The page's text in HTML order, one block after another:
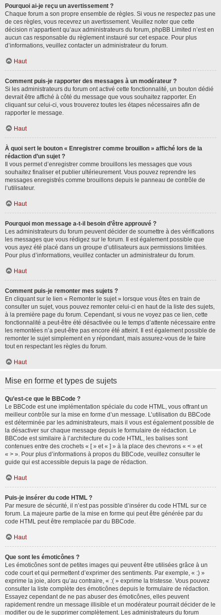
Pourquoi ai-je reçu un avertissement ?
Chaque forum a son propre ensemble de règles. Si vous ne respectez pas une
de ces règles, vous recevrez un avertissement. Veuillez noter que cette
décision n’appartient qu’aux administrateurs du forum, phpBB Limited n’est en
aucun cas responsable du règlement instauré sur cet espace. Pour plus
d’informations, veuillez contacter un administrateur du forum.
Haut
Comment puis-je rapporter des messages à un modérateur ?
Si les administrateurs du forum ont activé cette fonctionnalité, un bouton dédié
devrait être affiché à côté du message que vous souhaitez rapporter. En
cliquant sur celui-ci, vous trouverez toutes les étapes nécessaires afin de
rapporter le message.
Haut
À quoi sert le bouton « Enregistrer comme brouillon » affiché lors de la
rédaction d’un sujet ?
Il vous permet d’enregistrer comme brouillons les messages que vous
souhaitez finaliser et publier ultérieurement. Vous pouvez reprendre les
messages enregistrés comme brouillons depuis le panneau de contrôle de
l’utilisateur.
Haut
Pourquoi mon message a-t-il besoin d’être approuvé ?
Les administrateurs du forum peuvent décider de soumettre à des vérifications
les messages que vous rédigez sur le forum. Il est également possible que
vous ayez été placé dans un groupe d’utilisateurs aux permissions limitées.
Pour plus d’informations, veuillez contacter un administrateur du forum.
Haut
Comment puis-je remonter mes sujets ?
En cliquant sur le lien « Remonter le sujet » lorsque vous êtes en train de
consulter un sujet, vous pouvez remonter celui-ci en haut de la liste des sujets,
à la première page du forum. Cependant, si vous ne voyez pas ce lien, cette
fonctionnalité a peut-être été désactivée ou le temps d’attente nécessaire entre
les remontées n’a peut-être pas encore été atteint. Il est également possible de
remonter le sujet simplement en y répondant, mais assurez-vous de le faire
tout en respectant les règles du forum.
Haut
Mise en forme et types de sujets
Qu’est-ce que le BBCode ?
Le BBCode est une implémentation spéciale du code HTML, vous offrant un
meilleur contrôle sur la mise en forme d’un message. L’utilisation du BBCode
est déterminée par les administrateurs, mais il vous est également possible de
la désactiver sur chaque message depuis le formulaire de rédaction. Le
BBCode est similaire à l’architecture du code HTML, les balises sont
contenues entre des crochets « [ » et « ] » à la place des chevrons « < » et
« > ». Pour plus d’informations à propos du BBCode, veuillez consulter le
guide qui est accessible depuis la page de rédaction.
Haut
Puis-je insérer du code HTML ?
Par mesure de sécurité, il n’est pas possible d’insérer du code HTML sur ce
forum. La majeure partie de la mise en forme qui peut être générée par du
code HTML peut être remplacée par du BBCode.
Haut
Que sont les émoticônes ?
Les émoticônes sont de petites images qui peuvent être utilisées grâce à un
code court et qui permettent d’exprimer des sentiments. Par exemple, « :) »
exprime la joie, alors qu’au contraire, « :( » exprime la tristesse. Vous pouvez
consulter la liste complète des émoticônes depuis le formulaire de rédaction.
Essayez cependant de ne pas abuser des émoticônes, elles peuvent
rapidement rendre un message illisible et un modérateur pourrait décider de le
modifier ou de le supprimer complètement. Les administrateurs du forum